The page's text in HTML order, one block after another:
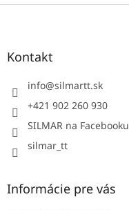
Z
Kontakt
info@silmartt.sk
+421 902 260 930
SILMAR na Facebooku
silmar_tt
Informácie pre vás